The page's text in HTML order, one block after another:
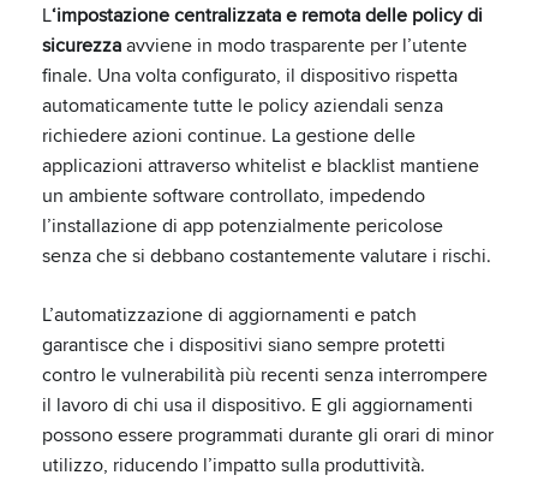
L‘impostazione centralizzata e remota delle policy di
sicurezzaavviene in modo trasparente per l’utente
finale. Una volta configurato, il dispositivo rispetta
automaticamente tutte le policy aziendali senza
richiedere azioni continue. La gestione delle
applicazioni attraverso whitelist e blacklist mantiene
un ambiente software controllato, impedendo
l’installazione di app potenzialmente pericolose
senza che si debbano costantemente valutare i rischi.
L’automatizzazione di aggiornamenti e patch
garantisce che i dispositivi siano sempre protetti
contro le vulnerabilità più recenti senza interrompere
il lavoro di chi usa il dispositivo. E gli aggiornamenti
possono essere programmati durante gli orari di minor
utilizzo, riducendo l’impatto sulla produttività.